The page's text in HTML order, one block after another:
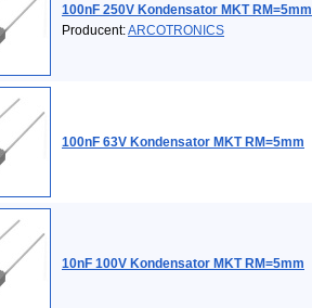
100nF 250V Kondensator MKT RM=5mm
Producent:ARCOTRONICS
100nF 63V Kondensator MKT RM=5mm
10nF 100V Kondensator MKT RM=5mm